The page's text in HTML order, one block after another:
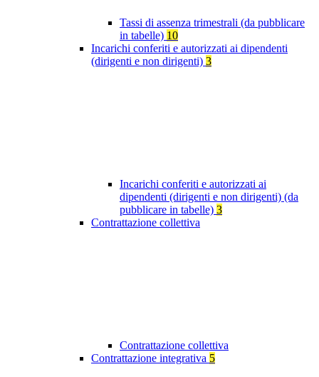
Tassi di assenza trimestrali (da pubblicare
in tabelle) 10
Incarichi conferiti e autorizzati ai dipendenti
(dirigenti e non dirigenti) 3
Incarichi conferiti e autorizzati ai
dipendenti (dirigenti e non dirigenti) (da
pubblicare in tabelle) 3
Contrattazione collettiva
Contrattazione collettiva
Contrattazione integrativa 5